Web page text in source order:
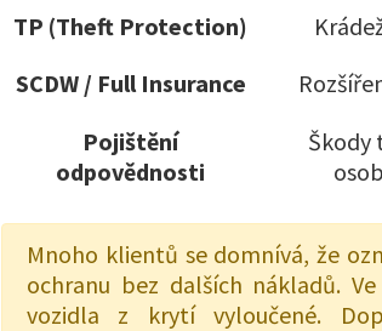
TP (Theft Protection)
SCDW / Full Insurance
Pojištění
odpovědnosti
Škody
Mnoho klientů se domnívá, že
ochranu bez dalších nákladů.
vozidla z krytí vyloučené.